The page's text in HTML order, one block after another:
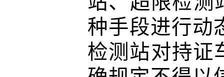
种手段进行动
检测站对持证